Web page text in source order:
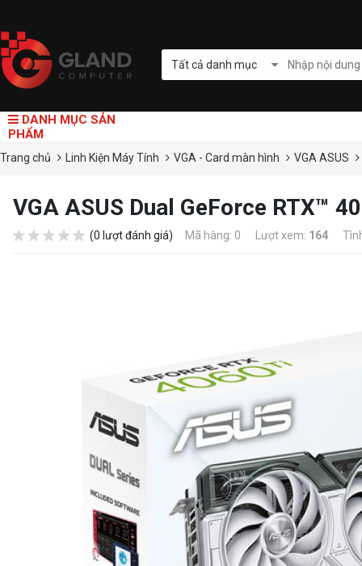
Tất cả danh mục
DANH MỤC SẢN
PHẨM
Trang chủ Linh Kiện Máy Tính VGA - Card màn hình VGA ASUS
VGA ASUS Dual GeForce RTX™
(0 lượt đánh giá) Mã hàng: 0 Lượt xem: 164